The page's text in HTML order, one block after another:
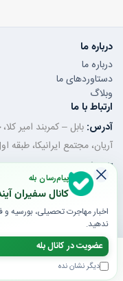
ارزیابی
درباره ما
درباره ما
دستاوردهای ما
وبلاگ
ارتباط با ما
آدرس: بابل – کمربند امیر
آریان، مجتمع ایرانیکا، طبقه
تلفن ثابت:011-32350320
موبایل / واتساپ: 5743
ایمیل:
© 1405 تمام حقوق محفوظ است | طراحی و توسعه توسط گروه فنی و مهندسی
پیام‌رسان بله
کانال سفیران
اخبار مهاجرت تحصیلی،
ندهید.
عضویت در کانال بله
دیگر نشان نده